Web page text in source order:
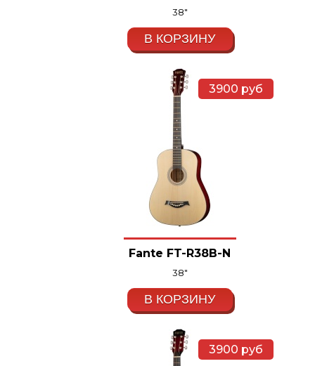
38"
В КОРЗИНУ
3900 руб
Fante FT-R38B-N
38"
В КОРЗИНУ
3900 руб